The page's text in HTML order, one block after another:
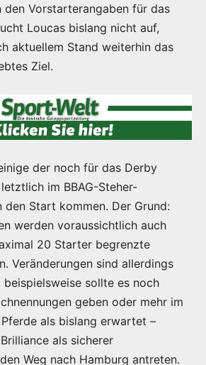
den Vorstarterangaben für das
Loucas bislang nicht auf,
aktuellem Stand weiterhin das
Ziel.
der noch für das Derby
im BBAG-Steher-
den Start kommen. Der Grund:
werden voraussichtlich auch
20 Starter begrenzte
Veränderungen sind allerdings
sollte es noch
geben oder mehr im
als bislang erwartet –
als sicherer
Weg nach Hamburg antreten.